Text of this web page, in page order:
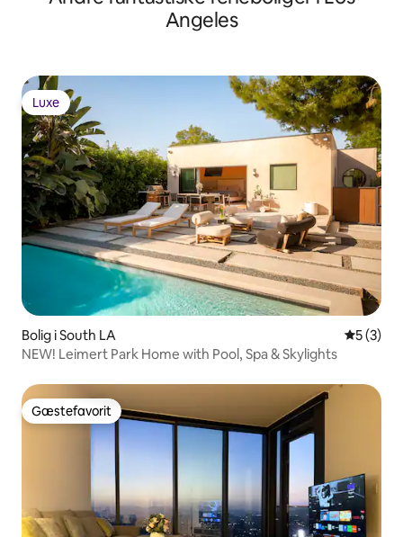
Angeles
Luxe
Luxe
Bolig i South LA 5 ud af 5
5 (3)
NEW! Leimert Park Home with Pool, Spa & Skylights
Gæstefavorit
Gæstefavorit